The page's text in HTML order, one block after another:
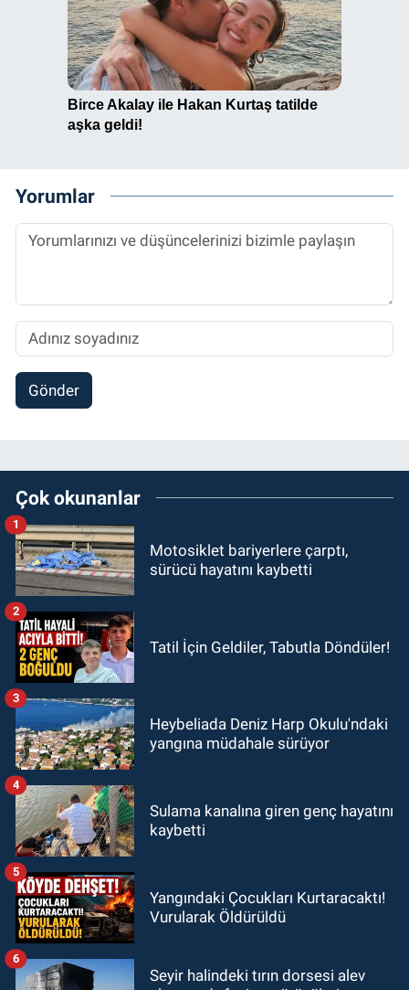
Yorumlar
Gönder
Çok okunanlar
Motosiklet bariyerlere çarptı,
sürücü hayatını kaybetti
1
Tatil İçin Geldiler, Tabutla Döndüler!
2
Heybeliada Deniz Harp Okulu'ndaki
yangına müdahale sürüyor
3
Sulama kanalına giren genç hayatını
kaybetti
4
Yangındaki Çocukları Kurtaracaktı!
Vurularak Öldürüldü
5
Seyir halindeki tırın dorsesi alev
6